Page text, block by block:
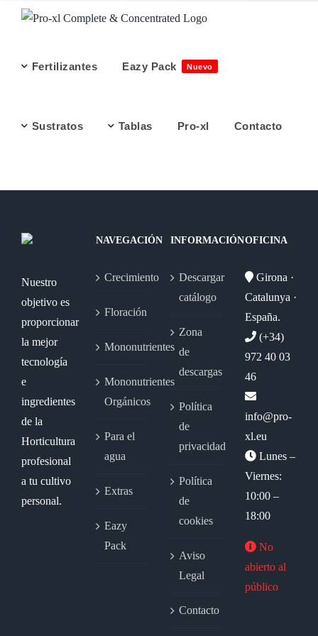
Saltar
Fertilizantes
Eazy Pack Nuevo
Sustratos Tablas Pro-xl Contacto
Nuestro
objetivo es
proporcionar
la mejor
tecnología
e
ingredientes
de la
Horticultura
profesional
a tu cultivo
personal.
NAVEGACIÓN
Crecimiento
Floración
Mononutrientes
Mononutrientes
Orgánicos
Para el
agua
Extras
Eazy
Pack
INFORMACIÓN
Descargar
catálogo
Zona
de
descargas
Política
de
privacidad
Política
de
cookies
Aviso
Legal
Contacto
OFICINA
Girona ·
Catalunya ·
España.
(+34)
972 40 03
46
info@pro-
xl.eu
Lunes –
Viernes:
10:00 –
18:00
No
abierto al
público